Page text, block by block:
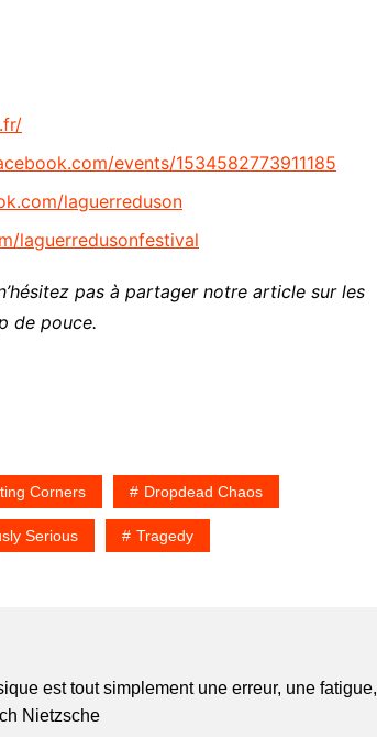
events/1534582773911185
laguerreduson
laguerredusonfestival
pas à partager notre article sur les
de pouce.
Corners Dropdead Chaos
Serious Tragedy
est tout simplement une erreur, une fatigue,
Nietzsche